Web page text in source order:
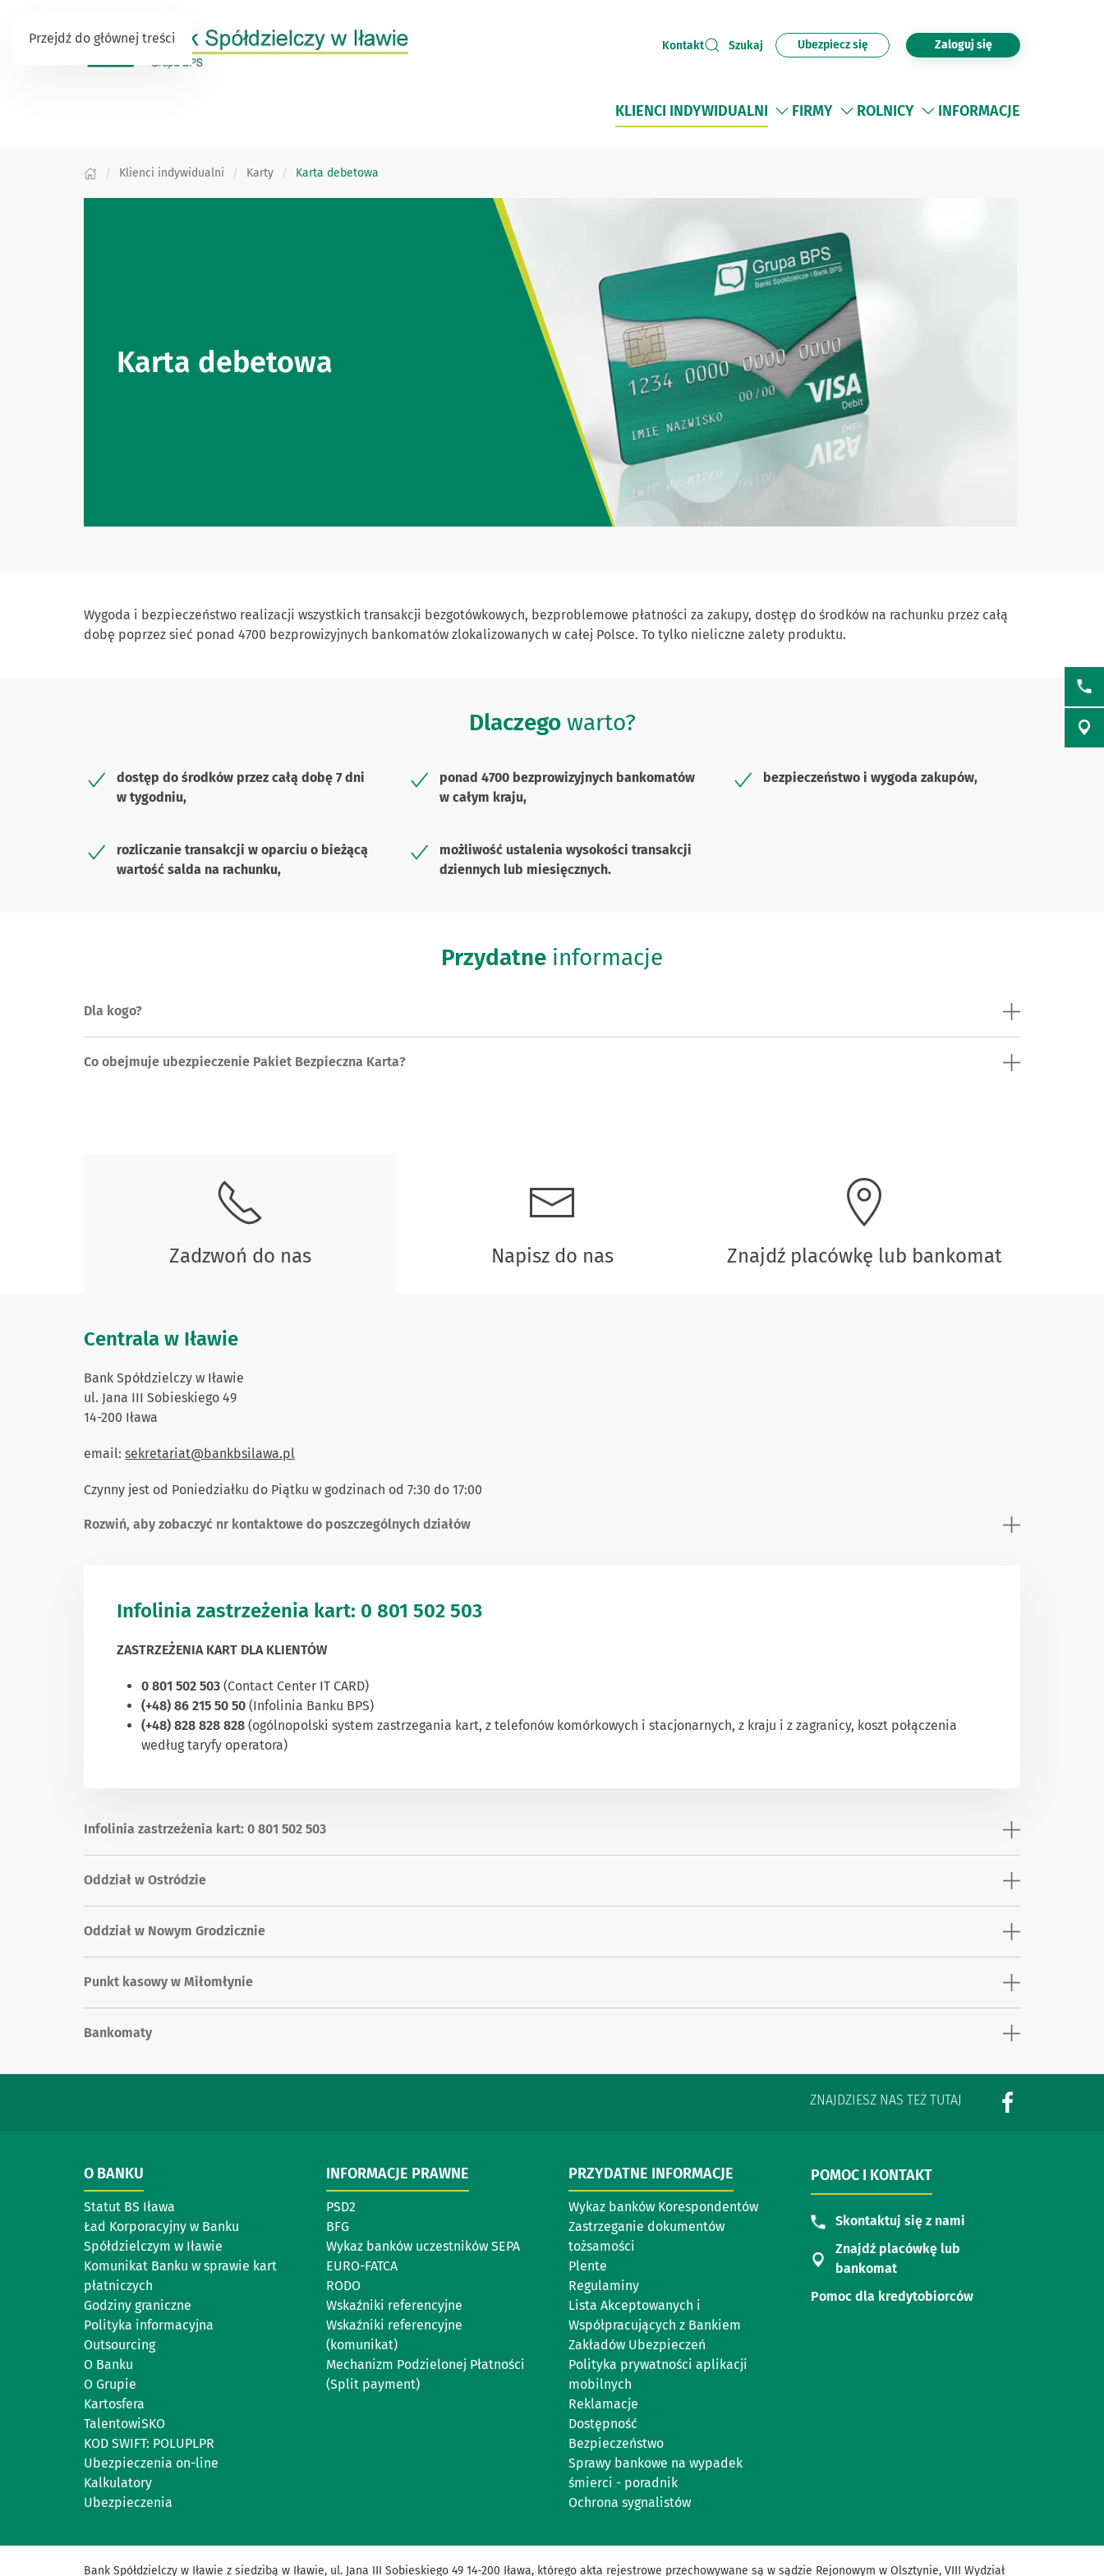
Przejdź do głównej treści Kontakt Szukaj Ubezpiecz się Zaloguj się
KLIENCI INDYWIDUALNI FIRMY ROLNICY INFORMACJE
Klienci indywidualni Karty Karta debetowa
Karta debetowa
Wygoda i bezpieczeństwo realizacji wszystkich transakcji bezgotówkowych, bezproblemowe płatności za zakupy, dostęp do środków na rachunku przez całą
dobę poprzez sieć ponad 4700 bezprowizyjnych bankomatów zlokalizowanych w całej Polsce. To tylko nieliczne zalety produktu.
Dlaczegowarto?
dostęp do środków przez całą dobę 7 dni
w tygodniu,
ponad 4700 bezprowizyjnych bankomatów
w całym kraju,
bezpieczeństwo i wygoda zakupów,
rozliczanie transakcji w oparciu o bieżącą
wartość salda na rachunku,
możliwość ustalenia wysokości transakcji
dziennych lub miesięcznych.
Przydatne informacje
Dla kogo?
Co obejmuje ubezpieczenie Pakiet Bezpieczna Karta?
Zadzwoń do nas Napisz do nas Znajdź placówkę lub bankomat
Centrala w Iławie
Bank Spółdzielczy w Iławie
ul. Jana III Sobieskiego 49
14-200 Iława
email: sekretariat@bankbsilawa.pl
Czynny jest od Poniedziałku do Piątku w godzinach od 7:30 do 17:00
Rozwiń, aby zobaczyć nr kontaktowe do poszczególnych działów
Infolinia zastrzeżenia kart: 0 801 502 503
ZASTRZEŻENIA KART DLA KLIENTÓW
0 801 502 503 (Contact Center IT CARD)
(+48) 86 215 50 50 (Infolinia Banku BPS)
(+48) 828 828 828 (ogólnopolski system zastrzegania kart, z telefonów komórkowych i stacjonarnych, z kraju i z zagranicy, koszt połączenia
według taryfy operatora)
Infolinia zastrzeżenia kart: 0 801 502 503
Oddział w Ostródzie
Oddział w Nowym Grodzicznie
Punkt kasowy w Miłomłynie
Bankomaty
ZNAJDZIESZ NAS TEŻ TUTAJ
O BANKU
Statut BS Iława
Ład Korporacyjny w Banku
Spółdzielczym w Iławie
Komunikat Banku w sprawie kart
płatniczych
Godziny graniczne
Polityka informacyjna
Outsourcing
O Banku
O Grupie
Kartosfera
TalentowiSKO
KOD SWIFT: POLUPLPR
Ubezpieczenia on-line
Kalkulatory
Ubezpieczenia
INFORMACJE PRAWNE
PSD2
BFG
Wykaz banków uczestników SEPA
EURO-FATCA
RODO
Wskaźniki referencyjne
Wskaźniki referencyjne
(komunikat)
Mechanizm Podzielonej Płatności
(Split payment)
PRZYDATNE INFORMACJE
Wykaz banków Korespondentów
Zastrzeganie dokumentów
tożsamości
Plente
Regulaminy
Lista Akceptowanych i
Współpracujących z Bankiem
Zakładów Ubezpieczeń
Polityka prywatności aplikacji
mobilnych
Reklamacje
Dostępność
Bezpieczeństwo
Sprawy bankowe na wypadek
śmierci - poradnik
Ochrona sygnalistów
POMOC I KONTAKT
Skontaktuj się z nami
Znajdź placówkę lub
bankomat
Pomoc dla kredytobiorców
Bank Spółdzielczy w Iławie z siedzibą w Iławie, ul. Jana III Sobieskiego 49 14-200 Iława, którego akta rejestrowe przechowywane są w sądzie Rejonowym w Olsztynie, VIII Wydział